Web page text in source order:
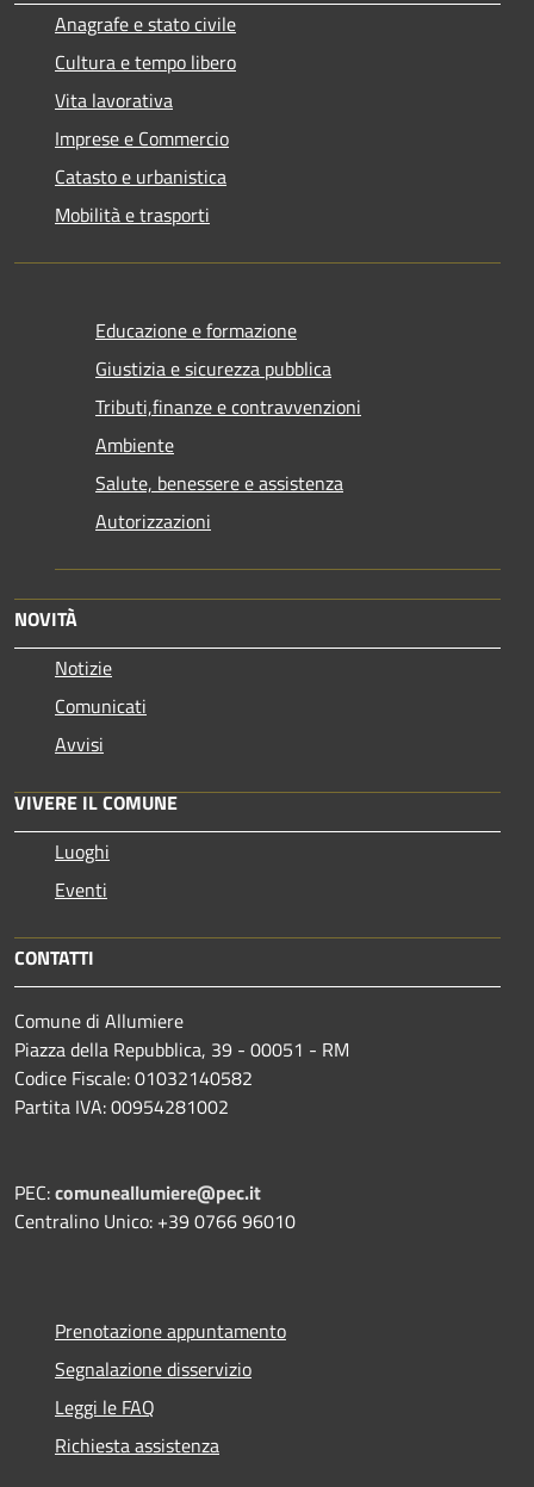
Anagrafe e stato civile
Cultura e tempo libero
Vita lavorativa
Imprese e Commercio
Catasto e urbanistica
Mobilità e trasporti
Educazione e formazione
Giustizia e sicurezza pubblica
Tributi,finanze e contravvenzioni
Ambiente
Salute, benessere e assistenza
Autorizzazioni
NOVITÀ
Notizie
Comunicati
Avvisi
VIVERE IL COMUNE
Luoghi
Eventi
CONTATTI
Comune di Allumiere
Piazza della Repubblica, 39 - 00051 - RM
Codice Fiscale: 01032140582
Partita IVA: 00954281002
PEC:comuneallumiere@pec.it
Centralino Unico: +39 0766 96010
Prenotazione appuntamento
Segnalazione disservizio
Leggi le FAQ
Richiesta assistenza